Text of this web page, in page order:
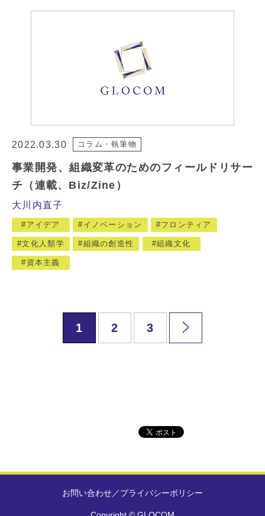
2022.03.30 コラム・執筆物
事業開発、組織変革のためのフィールドリサー
チ（連載、Biz/Zine）
大川内直子
アイデア イノベーション フロンティア
文化人類学 組織の創造性 組織文化
資本主義
1 2 3
お問い合わせ／プライバシーポリシー